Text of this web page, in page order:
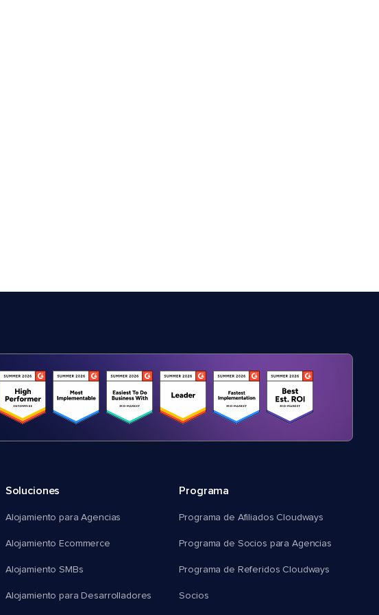
Soluciones
Alojamiento para Agencias
Alojamiento Ecommerce
Alojamiento SMBs
Alojamiento para Desarrolladores
Programa
Programa de Afiliados Cloudways
Programa de Socios para Agencias
Programa de Referidos Cloudways
Socios